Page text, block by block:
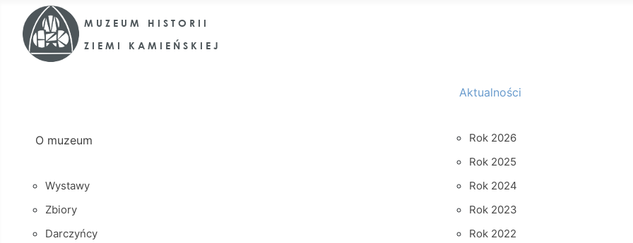
O muzeum
Wystawy
Zbiory
Darczyńcy
Aktualności
Rok 2026
Rok 2025
Rok 2024
Rok 2023
Rok 2022